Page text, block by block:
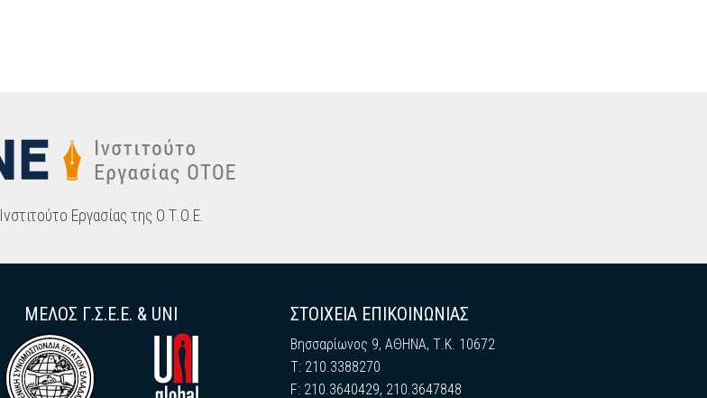
Ινστιτούτο Εργασίας της Ο.Τ.Ο.Ε.
ΜΕΛΟΣ Γ.Σ.Ε.Ε. & UNI ΣΤΟΙΧΕΙΑ ΕΠΙΚΟΙΝΩΝΙΑΣ
Βησσαρίωνος 9, ΑΘΗΝΑ, Τ.Κ. 10672
Τ: 210.3388270
F: 210.3640429, 210.3647848